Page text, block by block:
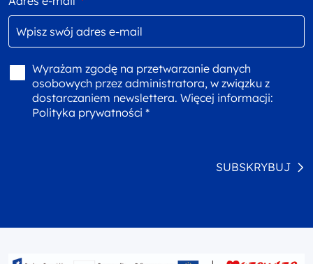
Wyrażam zgodę na przetwarzanie danych
osobowych przez administratora, w związku z
dostarczaniem newslettera. Więcej informacji:
Polityka prywatności *
SUBSKRYBUJ